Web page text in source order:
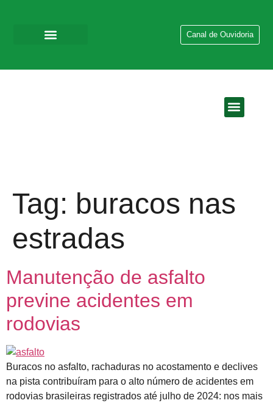
Canal de Ouvidoria
Tag: buracos nas
estradas
Manutenção de asfalto
previne acidentes em
rodovias
Buracos no asfalto, rachaduras no acostamento e declives
na pista contribuíram para o alto número de acidentes em
rodovias brasileiras registrados até julho de 2024: nos mais